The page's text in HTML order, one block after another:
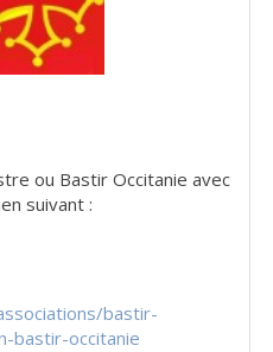
ou Bastir Occitanie avec
suivant :
bastir-
bastir-occitanie